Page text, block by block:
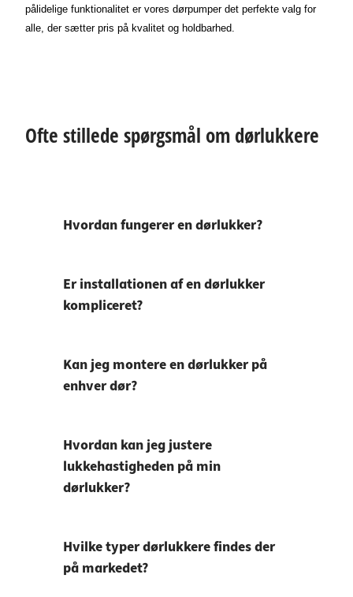
pålidelige funktionalitet er vores dørpumper det perfekte valg for
alle, der sætter pris på kvalitet og holdbarhed.
Ofte stillede spørgsmål om dørlukkere
Hvordan fungerer en dørlukker?
Er installationen af en dørlukker
kompliceret?
Kan jeg montere en dørlukker på
enhver dør?
Hvordan kan jeg justere
lukkehastigheden på min
dørlukker?
Hvilke typer dørlukkere findes der
på markedet?